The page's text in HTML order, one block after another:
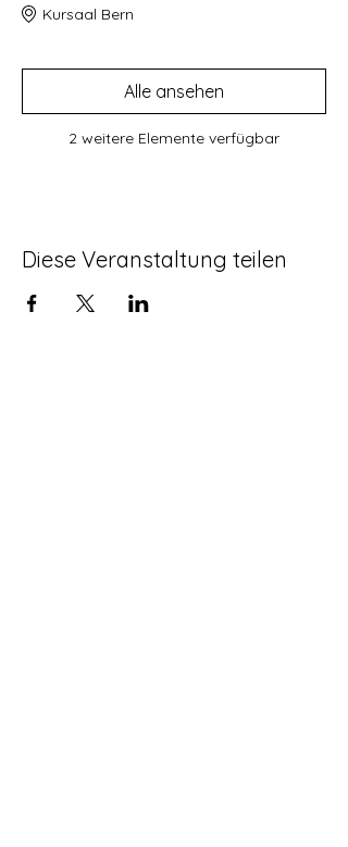
Kursaal Bern
2 weitere Elemente verfügbar
Alle ansehen
Diese Veranstaltung teilen